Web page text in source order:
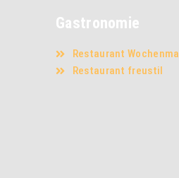
Gastronomie
Restaurant
Restaurant freustil